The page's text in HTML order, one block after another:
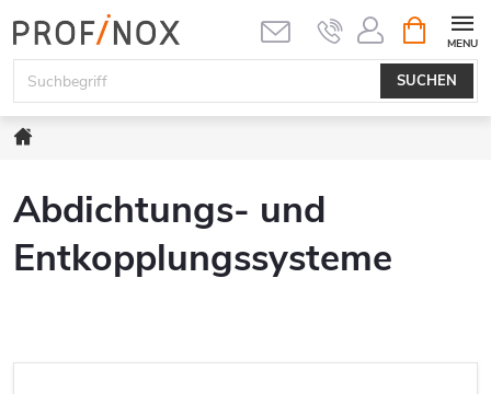
Inhalt
springen
SUCHEN
Abdichtungs- und
Entkopplungssysteme